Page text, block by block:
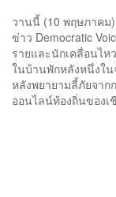
วานนี้ (10 พฤษภาคม
ข่าว Democratic
รายและนักเคลื่อนไห
ในบ้านพักหลังหนึ่งใน
หลังพยายามลี้ภัยจา
ออนไลน์ท้องถิ่นของเ